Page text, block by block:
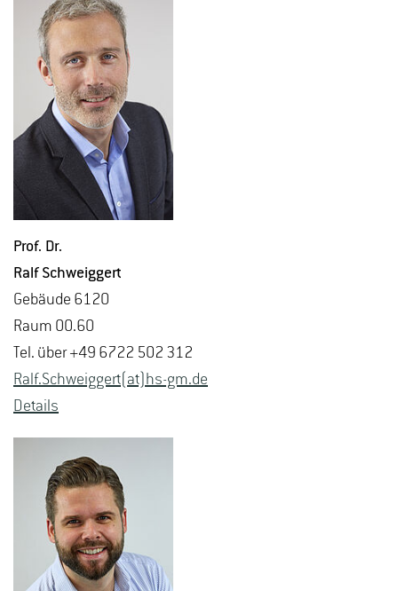
Prof. Dr.
Ralf Schweig­gert
Ge­bäu­de 6120
Raum 00.60
Tel. über +49 6722 502 312
Ralf.​Schweig­gert(at)hs-​gm.​de
De­tails